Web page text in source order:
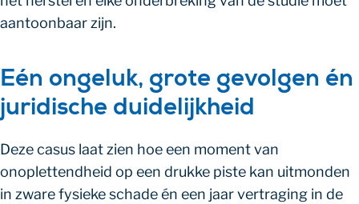
aantoonbaar zijn.
Eén ongeluk, grote gevolgen én
juridische duidelijkheid
Deze casus laat zien hoe een moment van
onoplettendheid op een drukke piste kan uitmonden
in zware fysieke schade én een jaar vertraging in de